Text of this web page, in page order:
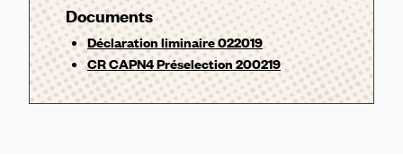
Documents
Déclaration liminaire 022019
CR CAPN4 Préselection 200219